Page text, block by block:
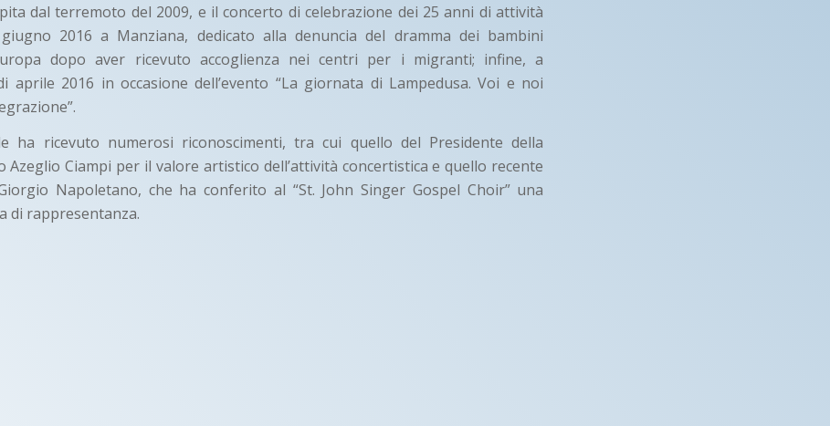
dal terremoto del 2009, e il concerto di celebrazione dei 25 anni di attività
2016 a Manziana, dedicato alla denuncia del dramma dei bambini
dopo aver ricevuto accoglienza nei centri per i migranti; infine, a
aprile 2016 in occasione dell’evento “La giornata di Lampedusa. Voi e noi
ha ricevuto numerosi riconoscimenti, tra cui quello del Presidente della
Azeglio Ciampi per il valore artistico dell’attività concertistica e quello recente
Napoletano, che ha conferito al “St. John Singer Gospel Choir” una
di rappresentanza.